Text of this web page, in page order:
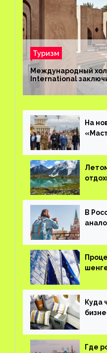
Туризм
Международный
International
управлении
Resort в Дубае
На
В
Куда
Где